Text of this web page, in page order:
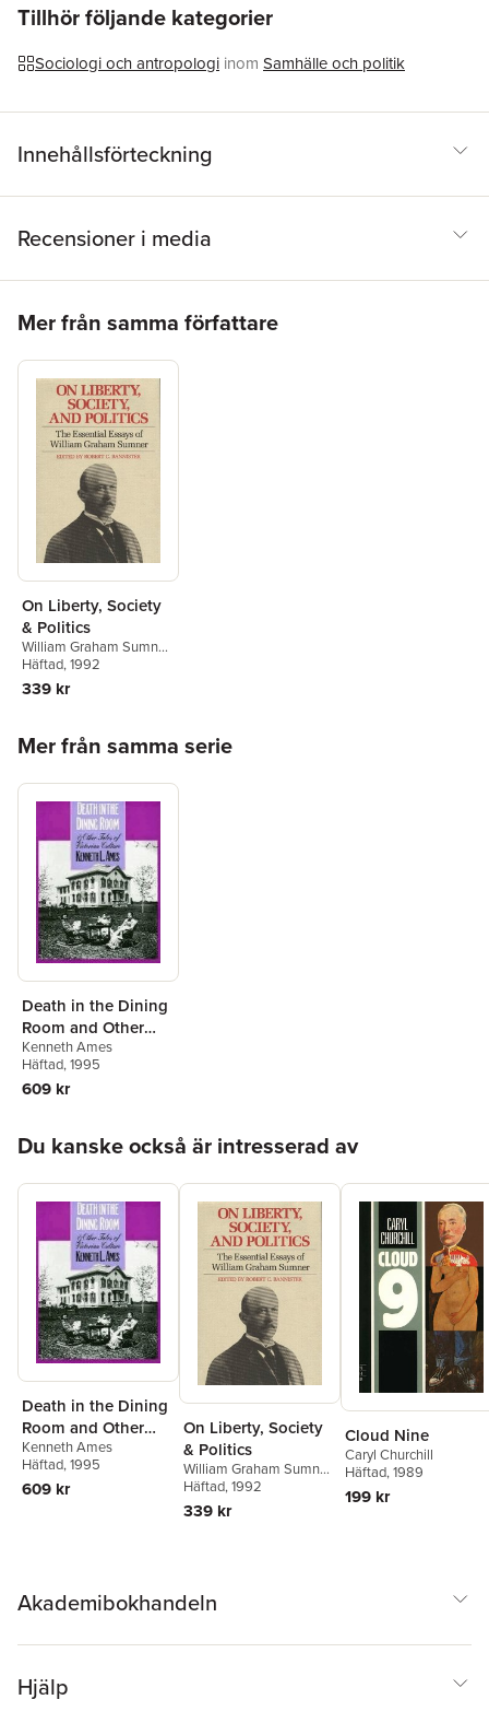
Tillhör följande kategorier
Sociologi och antropologi inom Samhälle och politik
Innehållsförteckning
Recensioner i media
Mer från samma författare
On Liberty, Society
& Politics
William Graham Sumner
Robert Bannister
Häftad, 1992
339 kr
Mer från samma serie
Death in the Dining
Room and Other
Tales of Victorian
Culture
Kenneth Ames
Häftad, 1995
609 kr
Du kanske också är intresserad av
Death in the Dining
Room and Other
Tales of Victorian
Culture
Kenneth Ames
Häftad, 1995
609 kr
On Liberty, Society
& Politics
William Graham Sumner
Robert Bannister
Häftad, 1992
339 kr
Cloud Nine
Caryl Churchill
Häftad, 1989
199 kr
Akademibokhandeln
Hjälp